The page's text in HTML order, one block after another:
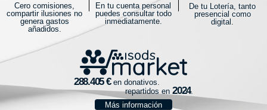
Cero comisiones,
compartir ilusiones no
genera gastos
añadidos.
En tu cuenta personal
puedes consultar todo
inmediatamente.
De tu Lotería, tanto
presencial como
digital.
en donativos.
repartidos en
.
Más información